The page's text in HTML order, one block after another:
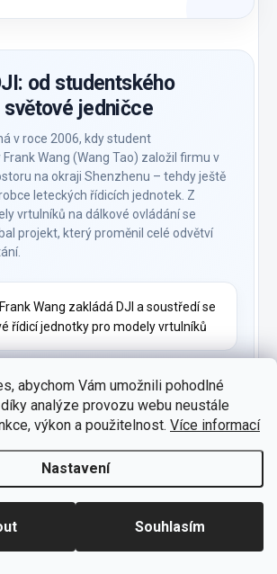
abychom Vám umožnili pohodlné
analýze provozu webu neustále
výkon a použitelnost. Více informací
Nastavení
Souhlasím
od studentského
jedničce
v roce 2006, kdy student
Wang (Wang Tao) založil firmu v
na okraji Shenzhenu – tehdy ještě
leteckých řídicích jednotek. Z
vrtulníků na dálkové ovládání se
projekt, který proměnil celé odvětví
Wang zakládá DJI a soustředí se
řídicí jednotky pro modely vrtulníků
dronu Phantom, který jako
snadné ovládání i běžným
profesionální možnosti do kapesního